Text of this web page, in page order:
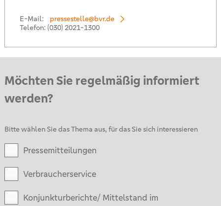
E-Mail:
pressestelle@bvr.de
Telefon: (030) 2021-1300
Möchten Sie regelmäßig informiert
werden?
Bitte wählen Sie das Thema aus, für das Sie sich interessieren
Pressemitteilungen
Verbraucherservice
Konjunkturberichte/ Mittelstand im